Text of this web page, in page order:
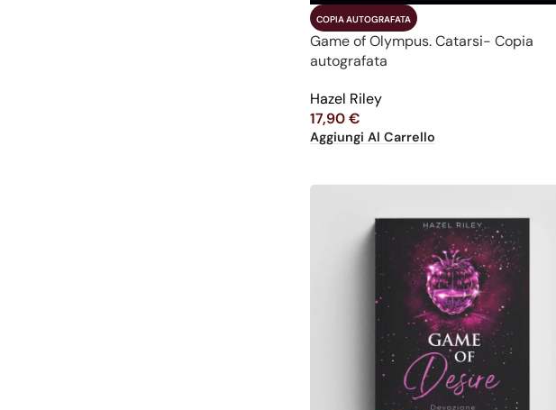
COPIA AUTOGRAFATA
Game of Olympus. Catarsi- Copia
autografata
Hazel Riley
17,90€
Aggiungi Al Carrello